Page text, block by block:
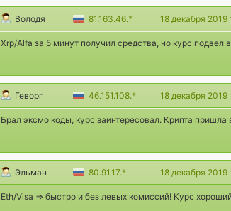
Володя 81.163.46.* 18 декабря 2019
Xrp/Alfa за 5 минут получил средства, но курс подвел
Геворг 46.151.108.* 18 декабря 2019
Брал эксмо коды, курс заинтересовал. Крипта
Эльман 80.91.17.* 18 декабря 2019
Eth/Visa => быстро и без левых комиссий! Курс